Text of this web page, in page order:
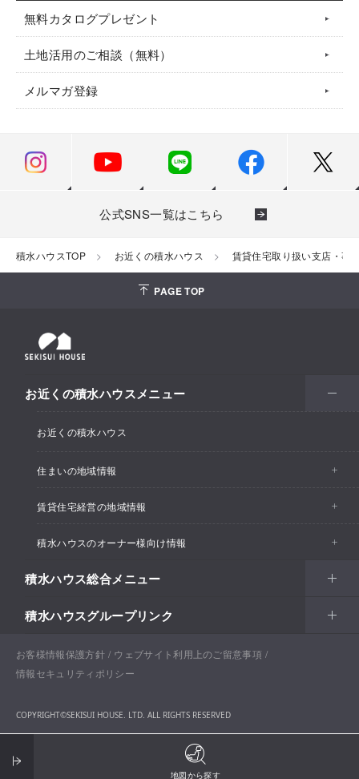
無料カタログプレゼント
土地活用のご相談（無料）
メルマガ登録
地図から探す
公式SNS一覧はこちら
積水ハウスTOP お近くの積水ハウス 賃貸住宅取り扱い支店・事
PAGE TOP
お近くの積水ハウスメニュー
お近くの積水ハウス
住まいの地域情報
イベント情報
住宅展示場・ショールーム情報
分譲住宅・土地
戸建住宅
賃貸住宅経営の地域情報
イベント情報
支店・事業所情報
賃貸住宅経営（シャーメゾン）
土地活用
積水ハウスのオーナー様向け情報
カスタマーズセンター
リフォーム
Netオーナーズクラブ
積水ハウス総合メニュー
住まい
戸建住宅
分譲マンション（グランドメゾン）
賃貸住宅（シャーメゾン）
土地活用
医療施設・介護施設・高齢者向け施設
積水ハウスグループリンク
積水ハウス ノイエ株式会社
積水ハウスリフォーム（オーナー様向けリフォーム）
お客様情報保護方針
ウェブサイト利用上のご留意事項
情報セキュリティポリシー
COPYRIGHT©SEKISUI HOUSE. LTD. ALL RIGHTS RESERVED